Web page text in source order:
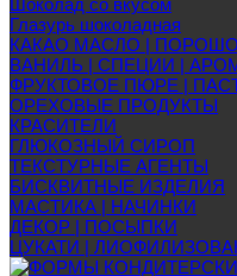
Шоколад со вкусом
Глазурь шоколадная
КАКАО МАСЛО |
ВАНИЛЬ | СПЕЦИИ |
ФРУКТОВОЕ ПЮРЕ |
ОРЕХОВЫЕ ПРОДУКТЫ
КРАСИТЕЛИ
ГЛЮКОЗНЫЙ СИРОП
ТЕКСТУРНЫЕ АГЕНТЫ
БИСКВИТНЫЕ ИЗДЕЛИЯ
МАСТИКА | НАЧИНКИ
ДЕКОР | ПОСЫПКИ
ЦУКАТИ |